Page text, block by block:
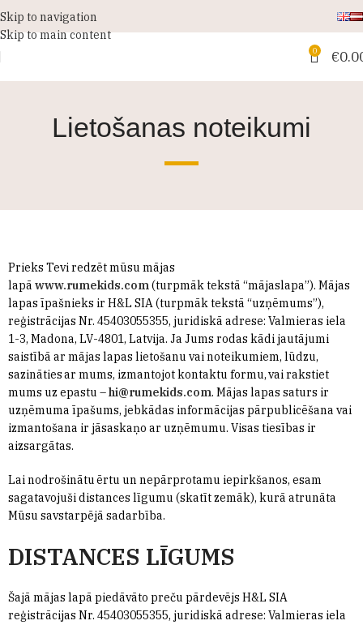
Skip to navigation
Skip to main content
0 €
Lietošanas noteikumi
Prieks Tevi redzēt mūsu mājas
lapā www.rumekids.com(turpmāk tekstā “mājaslapa”). Mājas
lapas īpašnieks ir H&L SIA (turpmāk tekstā “uzņēmums”),
reģistrācijas Nr. 45403055355, juridiskā adrese: Valmieras iela
1-3, Madona, LV-4801, Latvija. Ja Jums rodas kādi jautājumi
saistībā ar mājas lapas lietošanu vai noteikumiem, lūdzu,
sazināties ar mums, izmantojot kontaktu formu, vai rakstiet
mums uz epastu –hi@rumekids.com. Mājas lapas saturs ir
uzņēmuma īpašums, jebkādas informācijas pārpublicēšana vai
izmantošana ir jāsaskaņo ar uzņēmumu. Visas tiesības ir
aizsargātas.
Lai nodrošinātu ērtu un nepārprotamu iepirkšanos, esam
sagatavojuši distances līgumu (skatīt zemāk), kurā atrunāta
Mūsu savstarpējā sadarbība.
DISTANCES LĪGUMS
Šajā mājas lapā piedāvāto preču pārdevējs H&L SIA
reģistrācijas Nr. 45403055355, juridiskā adrese: Valmieras iela